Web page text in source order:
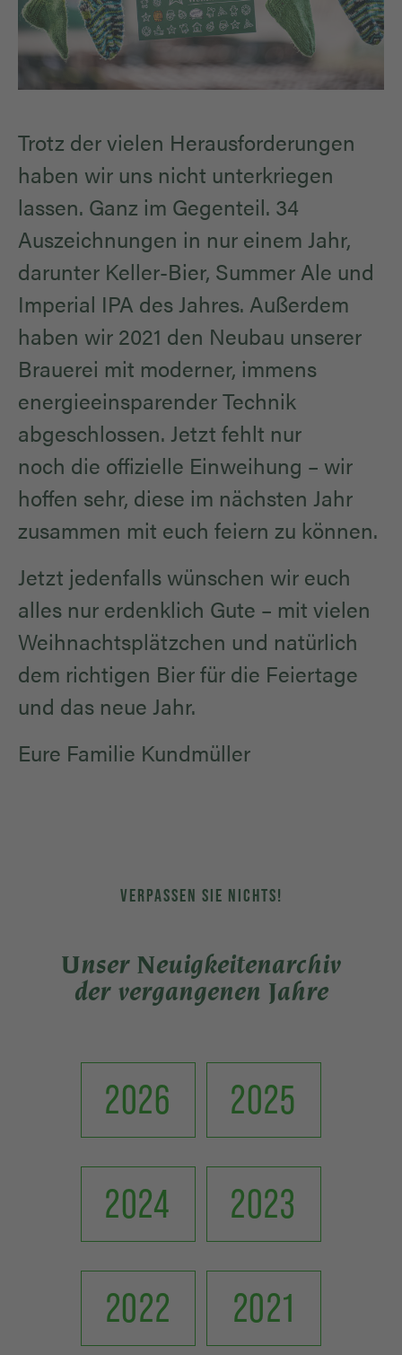
Trotz der vielen Herausforderungen
haben wir uns nicht unterkriegen
lassen. Ganz im Gegenteil. 34
Auszeichnungen in nur einem Jahr,
darunter Keller-Bier, Summer Ale und
Imperial IPA des Jahres. Außerdem
haben wir 2021 den Neubau unserer
Brauerei mit moderner, immens
energieeinsparender Technik
abgeschlossen. Jetzt fehlt nur
noch die offizielle Einweihung – wir
hoffen sehr, diese im nächsten Jahr
zusammen mit euch feiern zu können.
Jetzt jedenfalls wünschen wir euch
alles nur erdenklich Gute – mit vielen
Weihnachtsplätzchen und natürlich
dem richtigen Bier für die Feiertage
und das neue Jahr.
Eure Familie Kundmüller
VERPASSEN SIE NICHTS!
Unser Neuigkeitenarchiv
der vergangenen Jahre
2026 2025
2024 2023
2022 2021